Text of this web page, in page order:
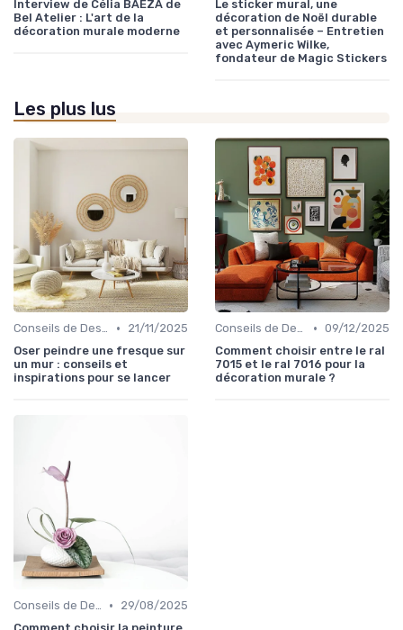
Interview de Célia BAEZA de
Bel Atelier : L'art de la
décoration murale moderne
Le sticker mural, une
décoration de Noël durable
et personnalisée – Entretien
avec Aymeric Wilke,
fondateur de Magic Stickers
Les plus lus
Conseils de Design d'Intérieur •
21/11/2025
Oser peindre une fresque sur
un mur : conseils et
inspirations pour se lancer
Conseils de Design d'Intérieur • 09/12/2025
Comment choisir entre le ral
7015 et le ral 7016 pour la
décoration murale ?
Conseils de Design d'Intérieur •
29/08/2025